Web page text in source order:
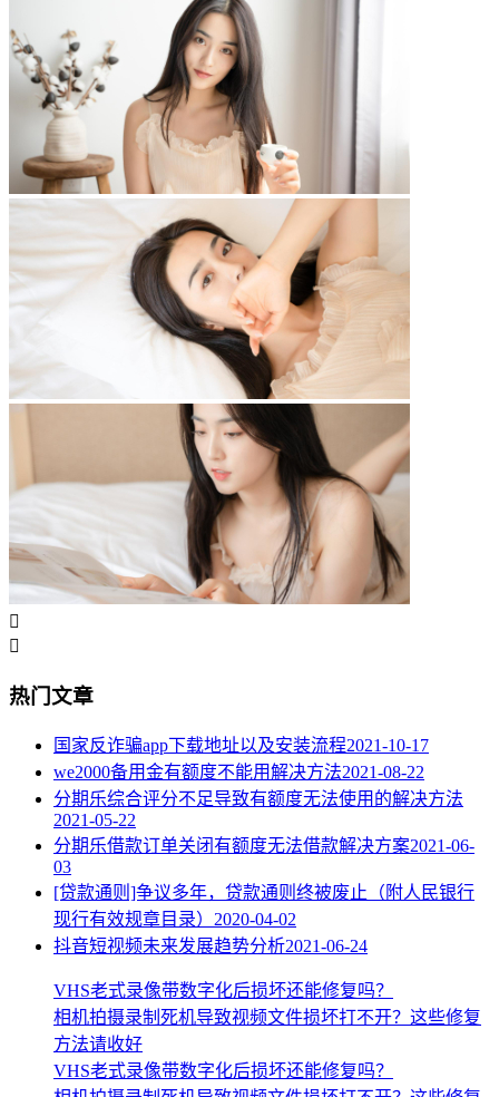


热门文章
国家反诈骗app下载地址以及安装流程2021-10-17
we2000备用金有额度不能用解决方法2021-08-22
分期乐综合评分不足导致有额度无法使用的解决方法
2021-05-22
分期乐借款订单关闭有额度无法借款解决方案2021-06-
03
[贷款通则]争议多年，贷款通则终被废止（附人民银行
现行有效规章目录） 2020-04-02
抖音短视频未来发展趋势分析2021-06-24
VHS老式录像带数字化后损坏还能修复吗？
相机拍摄录制死机导致视频文件损坏打不开？这些修复
方法请收好
VHS老式录像带数字化后损坏还能修复吗？